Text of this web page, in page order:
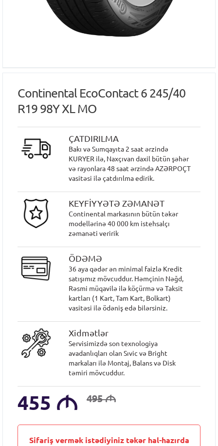
Continental EcoContact 6 245/40
R19 98Y XL MO
ÇATDIRILMA
Bakı və Sumqayıta 2 saat ərzində
KURYER ilə, Naxçıvan daxil bütün şəhər
və rayonlara 48 saat ərzində AZƏRPOÇT
vasitəsi ilə çatdırılma edirik.
KEYFİYYƏTƏ ZƏMANƏT
Continental markasının bütün təkər
modellərinə 40 000 km istehsalçı
zəmanəti veririk
ÖDƏMƏ
36 aya qədər ən minimal faizlə Kredit
satışımız mövcuddur. Həmçinin Nəğd,
Rəsmi müqavilə ilə köçürmə və Taksit
kartları (1 Kart, Tam Kart, Bolkart)
vasitəsi ilə ödəniş edə bilərsiniz.
Xidmətlər
Servisimizdə son texnologiya
avadanlıqları olan Sıvic və Bright
markaları ilə Montaj, Balans və Disk
təmiri mövcuddur.
455 M 495M
Sifariş vermək istədiyiniz təkər hal-hazırda